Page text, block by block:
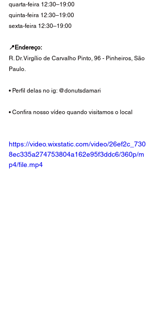
quarta-feira 12:30–19:00
quinta-feira 12:30–19:00
sexta-feira 12:30–19:00
📍Endereço:
R. Dr. Virgílio de Carvalho Pinto, 96 - Pinheiros, São
Paulo.
• Perfil delas no ig: @donutsdamari
• Confira nosso vídeo quando visitamos o local
https://video.wixstatic.com/video/26ef2c_730
8ec335a274753804a162e95f3ddc6/360p/m
p4/file.mp4